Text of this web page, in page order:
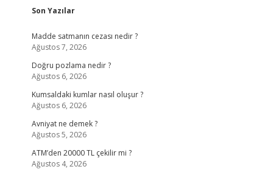
Sidebar
Son Yazılar
Madde satmanın cezası nedir ?
Ağustos 7, 2026
Doğru pozlama nedir ?
Ağustos 6, 2026
Kumsaldaki kumlar nasıl oluşur ?
Ağustos 6, 2026
Avniyat ne demek ?
Ağustos 5, 2026
ATM’den 20000 TL çekilir mi ?
Ağustos 4, 2026
hiltonbet yeni giriş